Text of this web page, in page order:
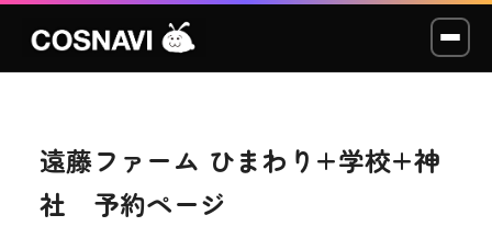
コスプレイベント
モデル撮影会
遠藤ファーム ひまわり+学校+神
社 予約ページ